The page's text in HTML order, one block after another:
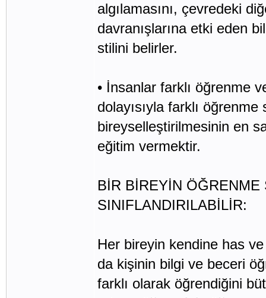
algılamasını, çevredeki
davranışlarına etki eden
stilini belirler.
• İnsanlar farklı öğrenme
dolayısıyla farklı
bireyselleştirilmesinin en
eğitim vermektir.
BİR BİREYİN
SINIFLANDIRILABİLİR:
Her bireyin kendine has
da kişinin bilgi ve beceri
farklı olarak öğrendiğini